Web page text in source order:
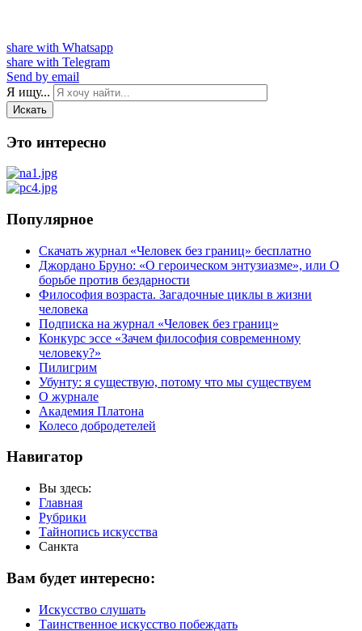
share with Whatsapp
share with Telegram
Send by email
Я ищу...
Искать
Это интересно
Популярное
Скачать журнал «Человек без границ» бесплатно
Джордано Бруно: «О героическом энтузиазме», или О
борьбе против бездарности
Философия возраста. Загадочные циклы в жизни
человека
Подписка на журнал «Человек без границ»
Конкурс эссе «Зачем философия современному
человеку?»
Пилигрим
Убунту: я существую, потому что мы существуем
О журнале
Академия Платона
Колесо добродетелей
Навигатор
Вы здесь:
Главная
Рубрики
Тайнопись искусства
Санкта
Вам будет интересно:
Искусство слушать
Таинственное искусство побеждать